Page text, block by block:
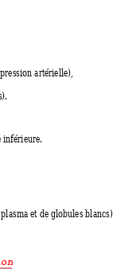
artérielle),
inférieure.
et de globules blancs)